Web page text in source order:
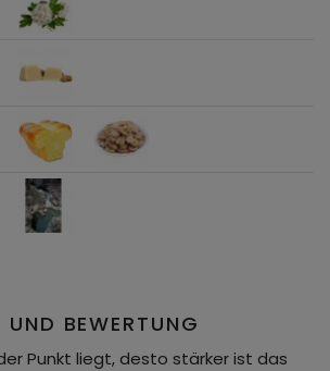
BEWERTUNG
Punkt liegt, desto stärker ist das